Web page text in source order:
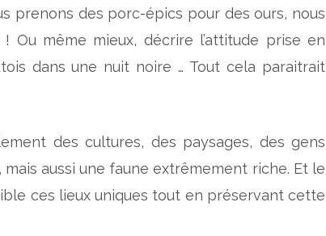
prenons des porc-épics pour des ours, nous
! Ou même mieux, décrire l’attitude prise en
dans une nuit noire … Tout cela paraitrait
des cultures, des paysages, des gens
aussi une faune extrêmement riche. Et le
ces lieux uniques tout en préservant cette